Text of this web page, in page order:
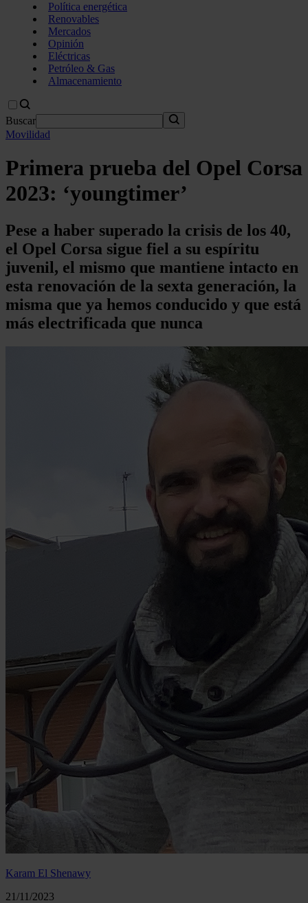
Política energética
Renovables
Mercados
Opinión
Eléctricas
Petróleo & Gas
Almacenamiento
Buscar
Movilidad
Primera prueba del Opel Corsa
2023: ‘youngtimer’
Pese a haber superado la crisis de los 40,
el Opel Corsa sigue fiel a su espíritu
juvenil, el mismo que mantiene intacto en
esta renovación de la sexta generación, la
misma que ya hemos conducido y que está
más electrificada que nunca
Karam El Shenawy
21/11/2023